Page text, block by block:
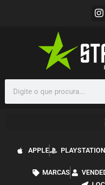
APPLE PLAYSTATION
MARCAS